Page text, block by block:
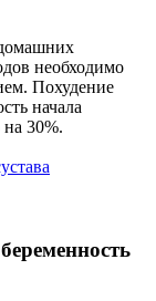
домашних
необходимо
Похудение
начала
на 30%.